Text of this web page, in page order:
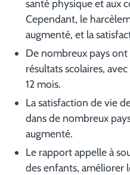
santé physique et aux
Cependant, le
augmenté, et la
De nombreux pays ont
résultats scolaires,
12 mois.
La satisfaction de vie
dans de nombreux
augmenté.
Le rapport appelle à
des enfants, améliorer